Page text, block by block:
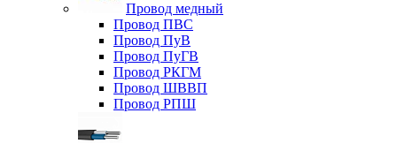
Провод медный
Провод ПВС
Провод ПуВ
Провод ПуГВ
Провод РКГМ
Провод ШВВП
Провод РПШ